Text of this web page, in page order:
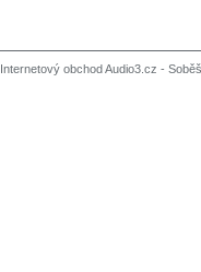
Internetový obchod Audio3.cz -